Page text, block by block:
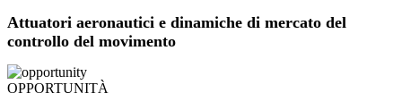
Attuatori aeronautici e dinamiche di mercato del
controllo del movimento
OPPORTUNITÀ